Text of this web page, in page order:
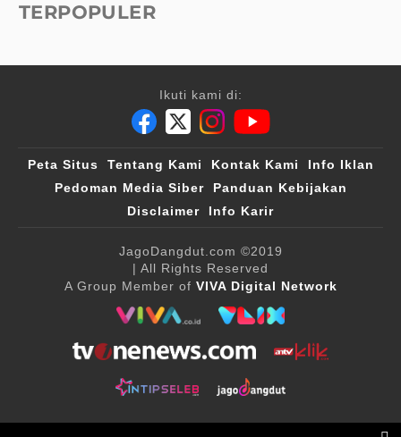
TERPOPULER
Ikuti kami di:
Peta Situs Tentang Kami Kontak Kami
Info Iklan
Pedoman Media Siber
Panduan Kebijakan
Disclaimer
Info Karir
JagoDangdut.com ©2019
| All Rights Reserved
A Group Member of VIVA Digital Network